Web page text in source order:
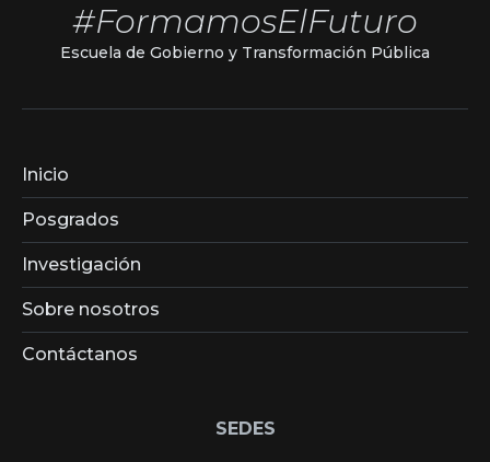
#FormamosElFuturo
Escuela de Gobierno y Transformación Pública
Inicio
Posgrados
Investigación
Sobre nosotros
Contáctanos
SEDES